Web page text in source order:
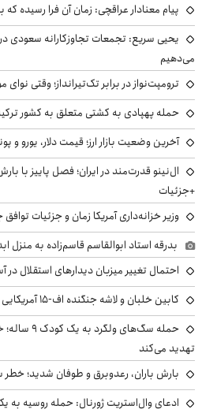
پیام معنادار عراقچی: زمان آن فرا رسیده
یحیی سریع: تجمعات تجاوزکارانه سعودی
می‌دهیم
ترومپت‌نواز در برابر تک‌تیرانداز؛ وقتی
حمله پهپادی به کشتی متعلق به کشور
آخرین وضعیت بازار ارز؛ قیمت دلار، یورو و پوند جمعه ۱۶
ال‌نینو قدرت‌مند در ایران؛ فصل پاییز با
+جزئیات
وزیر خزانه‌داری آمریکا زمان و جزئیات توافق
بدرقه استاد ابوالقاسم قاسم‌زاده به منزل
احتمال تغییر میزبان دیدارهای استقلال در
کابین خلبان و لاشه جنگنده اف-۱۵ آمریکایی که با پدافند ایران سرنگون شد
حمله
تهدید می‌کند
بارش باران، رعدوبرق و طوفان شدید؛
ادعای وال‌استریت ژورنال: حمله روسیه به